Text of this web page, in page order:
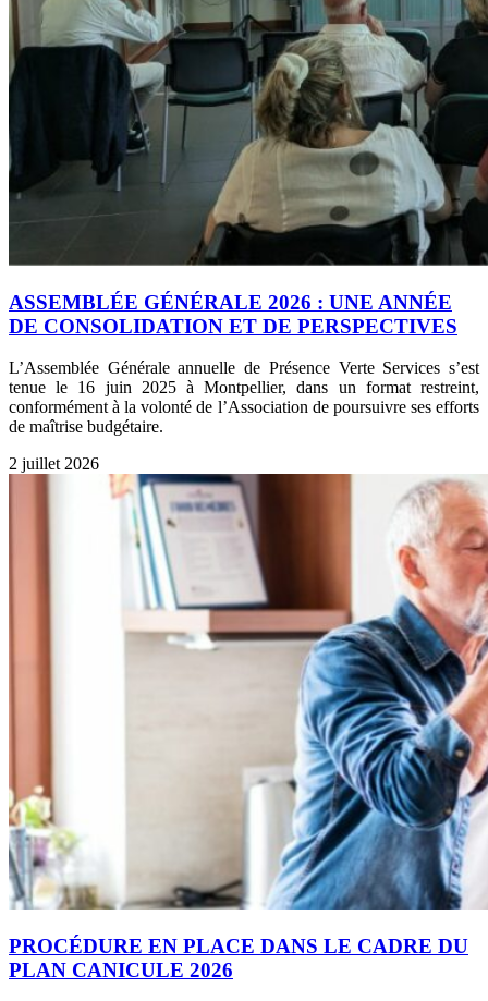
ASSEMBLÉE GÉNÉRALE 2026 : UNE ANNÉE
DE CONSOLIDATION ET DE PERSPECTIVES
L’Assemblée Générale annuelle de Présence Verte Services s’est
tenue le 16 juin 2025 à Montpellier, dans un format restreint,
conformément à la volonté de l’Association de poursuivre ses efforts
de maîtrise budgétaire.
2 juillet 2026
PROCÉDURE EN PLACE DANS LE CADRE DU
PLAN CANICULE 2026